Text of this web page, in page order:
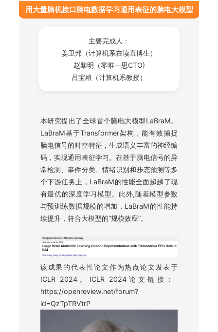
用大量脑机接口脑电数据学习通用表征的脑电大模型
主要完成人：
姜卫邦（计算机系在读直博生）
赵黎明（零唯一思CTO)
吕宝粮（计算机系教授）
本研究提出了全球首个脑电大模型LaBraM。
LaBraM基于Transformer架构，能有效捕捉
脑电信号的时空特征，生成语义丰富的神经编
码，实现通用表征学习。在基于脑电信号的异
常检测、事件分类、情绪识别和步态预测等多
个下游任务上，LaBraM的性能全面超越了现
有最优的深度学习模型。此外,随着模型参数
与预训练数据规模的增加，LaBraM的性能持
续提升，符合大模型的“规模效应”。
该成果的代表性论文作为热点论文发表于
ICLR 2024。 ICLR 2024论文链接：
https://openreview.net/forum?
id=QzTpTRVtrP